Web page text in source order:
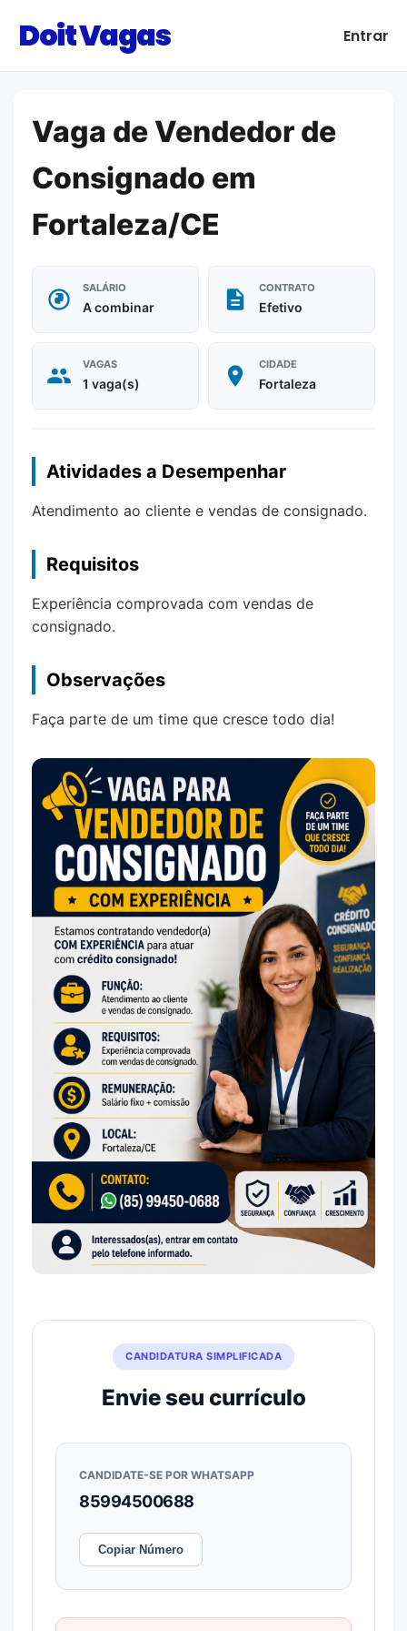
Doit Vagas Entrar
Vaga de Vendedor de
Consignado em
Fortaleza/CE
SALÁRIO
A combinar
CONTRATO
Efetivo
VAGAS
1 vaga(s)
CIDADE
Fortaleza
Atividades a Desempenhar
Atendimento ao cliente e vendas de consignado.
Requisitos
Experiência comprovada com vendas de
consignado.
Observações
Faça parte de um time que cresce todo dia!
CANDIDATURA SIMPLIFICADA
Envie seu currículo
CANDIDATE-SE POR WHATSAPP
85994500688
Copiar Número